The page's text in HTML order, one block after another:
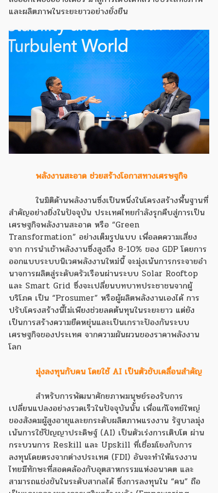
และผลิตภาพในระยะยาวอย่างยั่งยืน
พลังงานสะอาด ช่วยสร้างโอกาสทางเศรษฐกิจ
ในมิติด้านพลังงานซึ่งเป็นหนึ่งในโครงสร้างพื้นฐานที่
สำคัญอย่างยิ่งในปัจจุบัน ประเทศไทยกำลังรุกคืบสู่การเป็น
เศรษฐกิจพลังงานสะอาด หรือ “Green
Transformation” อย่างเต็มรูปแบบ เพื่อลดความเสี่ยง
จาก การนำเข้าพลังงานซึ่งสูงถึง 8-10% ของ GDP โดยการ
ออกแบบระบบนิเวศพลังงานใหม่นี้ จะมุ่งเน้นการกระจายอำ
นาจการผลิตสู่ระดับครัวเรือนผ่านระบบ Solar Rooftop
และ Smart Grid ซึ่งจะเปลี่ยนบทบาทประชาชนจากผู้
บริโภค เป็น “Prosumer” หรือผู้ผลิตพลังงานเองได้ การ
ปรับโครงสร้างนี้ไม่เพียงช่วยลดต้นทุนในระยะยาว แต่ยัง
เป็นการสร้างความยืดหยุ่นและเป็นเกราะป้องกันระบบ
เศรษฐกิจของประเทศ จากความผันผวนของราคาพลังงาน
โลก
มุ่งลงทุนกับคน โดยใช้ AI เป็นตัวขับเคลื่อนสำคัญ
สำหรับการพัฒนาศักยภาพมนุษย์รองรับการ
เปลี่ยนแปลงอย่างรวดเร็วในปัจจุบันนั้น เพื่อแก้โจทย์ใหญ่
ของสังคมผู้สูงอายุและยกระดับผลิตภาพแรงงาน รัฐบาลมุ่ง
เน้นการใช้ปัญญาประดิษฐ์ (AI) เป็นตัวเร่งการเติบโต ผ่าน
กระบวนการ Reskill และ Upskill ที่เชื่อมโยงกับการ
ลงทุนโดยตรงจากต่างประเทศ (FDI) อันจะทำให้แรงงาน
ไทยมีทักษะที่สอดคล้องกับอุตสาหกรรมแห่งอนาคต และ
สามารถแข่งขันในระดับสากลได้ ซึ่งการลงทุนใน “คน” ถือ